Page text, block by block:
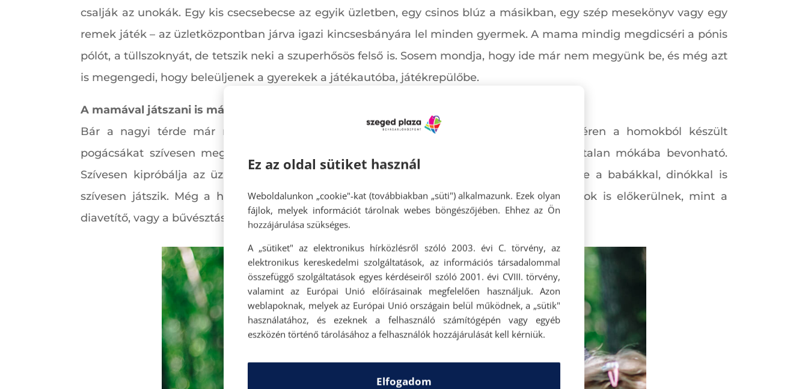
csalják az unokák. Egy kis csecsebecse az egyik üzletben, egy csinos blúz a másikban, egy szép mesekönyv vagy egy
remek játék – az üzletközpontban járva igazi kincsesbányára lel minden gyermek. A mama mindig megdicséri a pónis
pólót, a tüllszoknyát, de tetszik neki a szuperhősös felső is. Sosem mondja, hogy ide már nem megyünk be, és még azt
is megengedi, hogy beleüljenek a gyerekek a játékautóba, játékrepülőbe.
A mamával játszani is más.
Bár a nagyi térde már nem mindig az igazi, ezért fogócskázni nem szeret, a játszótéren a homokból készült
pogácsákat szívesen megkóstolja, és a hintalökésben is bajnok. A nagyi otthon is számtalan mókába bevonható.
Szívesen kipróbálja az üzletközpontban vásárolt társasjátékot, sok kártyajátékot is tud, de a babákkal, dinókkal is
szívesen játszik. Még a hangjukat is tudja utánozni. Néha a mamánál olyan csoda dolgok is előkerülnek, mint a
diavetítő, vagy a bűvésztáska… Ez ám csak az igazi móka!
Ez az oldal sütiket használ
Weboldalunkon „cookie"-kat (továbbiakban „süti") alkalmazunk. Ezek olyan
fájlok, melyek információt tárolnak webes böngészőjében. Ehhez az Ön
hozzájárulása szükséges.
A „sütiket" az elektronikus hírközlésről szóló 2003. évi C. törvény, az
elektronikus kereskedelmi szolgáltatások, az információs társadalommal
összefüggő szolgáltatások egyes kérdéseiről szóló 2001. évi CVIII. törvény,
valamint az Európai Unió előírásainak megfelelően használjuk. Azon
weblapoknak, melyek az Európai Unió országain belül működnek, a „sütik"
használatához, és ezeknek a felhasználó számítógépén vagy egyéb
eszközén történő tárolásához a felhasználók hozzájárulását kell kérniük.
Elfogadom